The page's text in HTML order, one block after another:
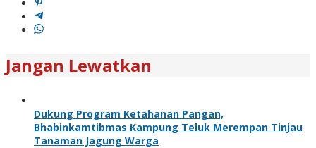
Jangan Lewatkan
Dukung Program Ketahanan Pangan,
Bhabinkamtibmas Kampung Teluk Merempan Tinjau
Tanaman Jagung Warga